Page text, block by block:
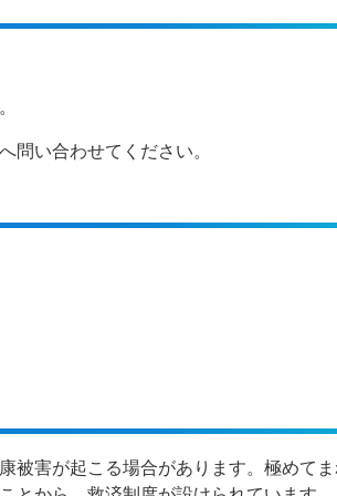
問い合わせてください。
害が起こる場合があります。極めて